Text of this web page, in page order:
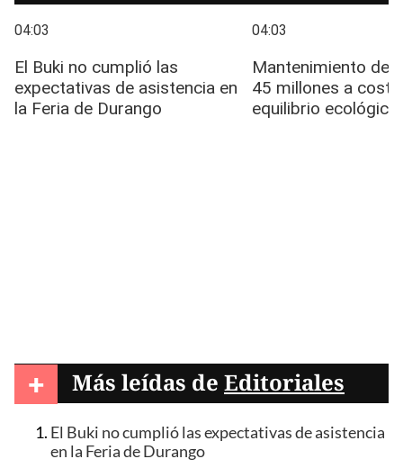
+ Más leídas de Editoriales
El Buki no cumplió las expectativas de asistencia
en la Feria de Durango